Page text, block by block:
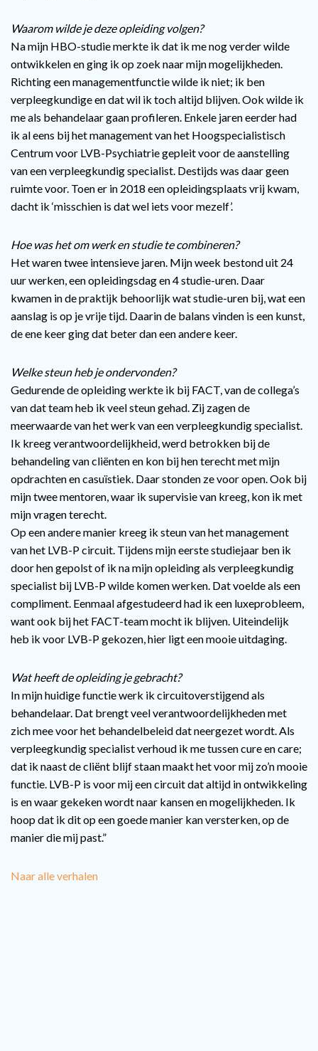
Waarom wilde je deze opleiding volgen?
Na mijn HBO-studie merkte ik dat ik me nog verder wilde
ontwikkelen en ging ik op zoek naar mijn mogelijkheden.
Richting een managementfunctie wilde ik niet; ik ben
verpleegkundige en dat wil ik toch altijd blijven. Ook wilde ik
me als behandelaar gaan profileren. Enkele jaren eerder had
ik al eens bij het management van het Hoogspecialistisch
Centrum voor LVB-Psychiatrie gepleit voor de aanstelling
van een verpleegkundig specialist. Destijds was daar geen
ruimte voor. Toen er in 2018 een opleidingsplaats vrij kwam,
dacht ik ‘misschien is dat wel iets voor mezelf’.
Hoe was het om werk en studie te combineren?
Het waren twee intensieve jaren. Mijn week bestond uit 24
uur werken, een opleidingsdag en 4 studie-uren. Daar
kwamen in de praktijk behoorlijk wat studie-uren bij, wat een
aanslag is op je vrije tijd. Daarin de balans vinden is een kunst,
de ene keer ging dat beter dan een andere keer.
Welke steun heb je ondervonden?
Gedurende de opleiding werkte ik bij FACT, van de collega’s
van dat team heb ik veel steun gehad. Zij zagen de
meerwaarde van het werk van een verpleegkundig specialist.
Ik kreeg verantwoordelijkheid, werd betrokken bij de
behandeling van cliënten en kon bij hen terecht met mijn
opdrachten en casuïstiek. Daar stonden ze voor open. Ook bij
mijn twee mentoren, waar ik supervisie van kreeg, kon ik met
mijn vragen terecht.
Op een andere manier kreeg ik steun van het management
van het LVB-P circuit. Tijdens mijn eerste studiejaar ben ik
door hen gepolst of ik na mijn opleiding als verpleegkundig
specialist bij LVB-P wilde komen werken. Dat voelde als een
compliment. Eenmaal afgestudeerd had ik een luxeprobleem,
want ook bij het FACT-team mocht ik blijven. Uiteindelijk
heb ik voor LVB-P gekozen, hier ligt een mooie uitdaging.
Wat heeft de opleiding je gebracht?
In mijn huidige functie werk ik circuitoverstijgend als
behandelaar. Dat brengt veel verantwoordelijkheden met
zich mee voor het behandelbeleid dat neergezet wordt. Als
verpleegkundig specialist verhoud ik me tussen cure en care;
dat ik naast de cliënt blijf staan maakt het voor mij zo’n mooie
functie. LVB-P is voor mij een circuit dat altijd in ontwikkeling
is en waar gekeken wordt naar kansen en mogelijkheden. Ik
hoop dat ik dit op een goede manier kan versterken, op de
manier die mij past.”
Naar alle verhalen